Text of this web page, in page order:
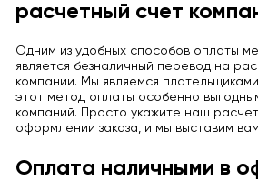
расчетный счет
Одним из удобных способов оплаты
является безналичный перевод на
компании. Мы являемся
этот метод оплаты особенно
компаний. Просто укажите наш
оформлении заказа, и мы выставим
Оплата наличными в